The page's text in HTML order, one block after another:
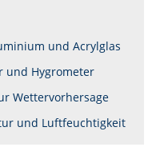
und Acrylglas
und Hygrometer
Wettervorhersage
und Luftfeuchtigkeit